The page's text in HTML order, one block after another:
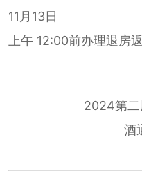
11月13日
上午 12:00前办理退房
2024第二
酒